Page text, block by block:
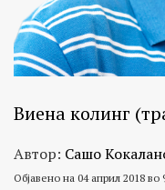
Виена колинг
Автор: Сашо
Објавено на 04 април 2018 во